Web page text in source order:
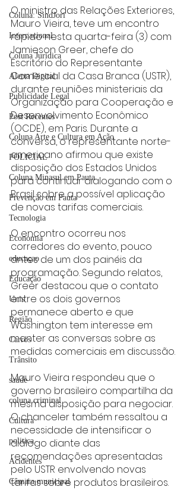
Coluna: SindJori
Internacional
Coluna Jurídica
Alerta Digital
Publicidade Legal
Post Recentes
Coluna Arte e Cultura em Ação
POLICIAL
Coluna Minasul em Pauta
Prevenção em Pauta
Tecnologia
Economia
educaçao
Educação
Unis
Região
Carros
Trânsito
saúde
coluna criminal
Cultura
politica
Acidentes
Câmara municipal
O ministro das Relações Exteriores,
Mauro Vieira, teve um encontro
rápido nesta quarta-feira (3) com
Jamieson Greer, chefe do
Escritório do Representante
Comercial da Casa Branca (USTR),
durante reuniões ministeriais da
Organização para Cooperação e
Desenvolvimento Econômico
(OCDE), em Paris. Durante a
conversa, o representante norte-
americano afirmou que existe
disposição dos Estados Unidos
para continuar dialogando com o
Brasil sobre a possível aplicação
de novas tarifas comerciais.
O encontro ocorreu nos
corredores do evento, pouco
antes de um dos painéis da
programação. Segundo relatos,
Greer destacou que o contato
entre os dois governos
permanece aberto e que
Washington tem interesse em
manter as conversas sobre as
medidas comerciais em discussão.
Mauro Vieira respondeu que o
governo brasileiro compartilha da
mesma disposição para negociar.
O chanceler também ressaltou a
necessidade de intensificar o
diálogo diante das
recomendações apresentadas
pelo USTR envolvendo novas
tarifas sobre produtos brasileiros.